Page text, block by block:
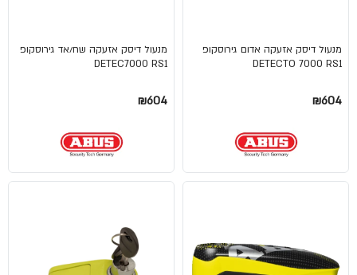
מנעול דיסק אזעקה אדום גירוסקופ
DETECTO 7000 RS1
₪604
מנעול דיסק אזעקה שח/אד גירוסקופ
DETEC7000 RS1
₪604